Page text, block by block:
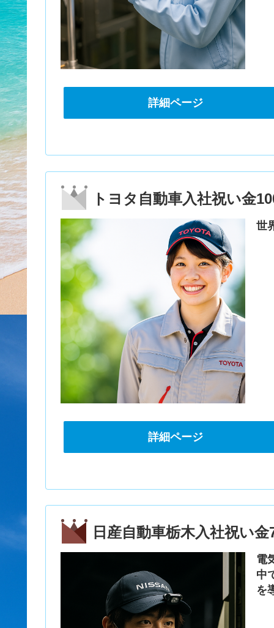
詳細ページ
トヨタ自動車入社祝い金
世
詳細ページ
日産自動車栃木入社祝い金
電
中
を